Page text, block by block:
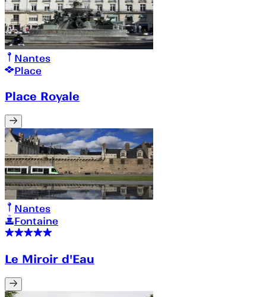
Nantes
Place
Place Royale
Nantes
Fontaine
Le Miroir d'Eau